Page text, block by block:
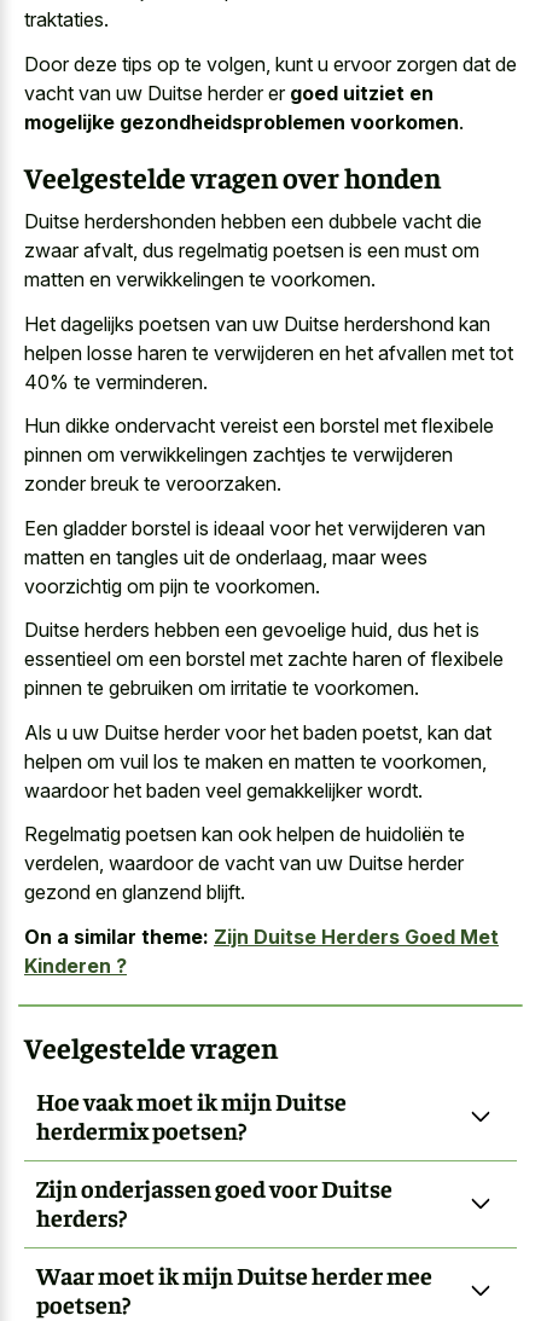
traktaties.
Door deze tips op te volgen, kunt u ervoor zorgen dat de
vacht van uw Duitse herder er goed uitziet en
mogelijke gezondheidsproblemen voorkomen.
Veelgestelde vragen over honden
Duitse herdershonden hebben een dubbele vacht die
zwaar afvalt, dus regelmatig poetsen is een must om
matten en verwikkelingen te voorkomen.
Het dagelijks poetsen van uw Duitse herdershond kan
helpen losse haren te verwijderen en het afvallen met tot
40% te verminderen.
Hun dikke ondervacht vereist een borstel met flexibele
pinnen om verwikkelingen zachtjes te verwijderen
zonder breuk te veroorzaken.
Een gladder borstel is ideaal voor het verwijderen van
matten en tangles uit de onderlaag, maar wees
voorzichtig om pijn te voorkomen.
Duitse herders hebben een gevoelige huid, dus het is
essentieel om een borstel met zachte haren of flexibele
pinnen te gebruiken om irritatie te voorkomen.
Als u uw Duitse herder voor het baden poetst, kan dat
helpen om vuil los te maken en matten te voorkomen,
waardoor het baden veel gemakkelijker wordt.
Regelmatig poetsen kan ook helpen de huidoliën te
verdelen, waardoor de vacht van uw Duitse herder
gezond en glanzend blijft.
On a similar theme: Zijn Duitse Herders Goed Met
Kinderen ?
Veelgestelde vragen
Hoe vaak moet ik mijn Duitse
herdermix poetsen?
Zijn onderjassen goed voor Duitse
herders?
Waar moet ik mijn Duitse herder mee
poetsen?